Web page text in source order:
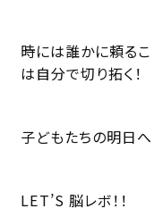
時には誰かに頼る
は自分で切り拓く！
子どもたちの明日へ
LET’S 脳レボ！！